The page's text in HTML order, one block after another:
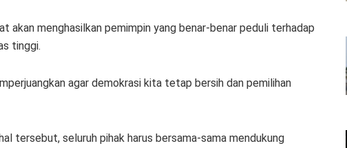
akan menghasilkan pemimpin yang benar-benar peduli terhadap
tinggi.
agar demokrasi kita tetap bersih dan pemilihan
tersebut, seluruh pihak harus bersama-sama mendukung